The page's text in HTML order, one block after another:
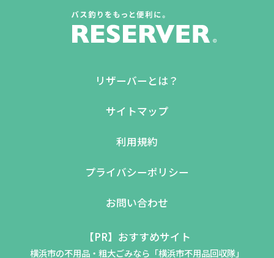
リザーバーとは？
サイトマップ
利用規約
プライバシーポリシー
お問い合わせ
【PR】おすすめサイト
横浜市の不用品・粗大ごみなら「横浜市不用品回収隊」